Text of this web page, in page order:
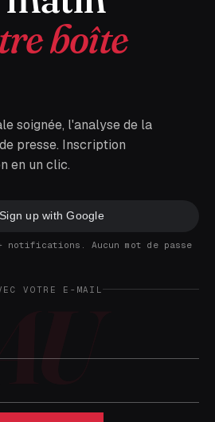
boîte
soignée, l'analyse de la
presse. Inscription
en un clic.
Sign up with Google
notifications. Aucun mot de passe
VOTRE E-MAIL